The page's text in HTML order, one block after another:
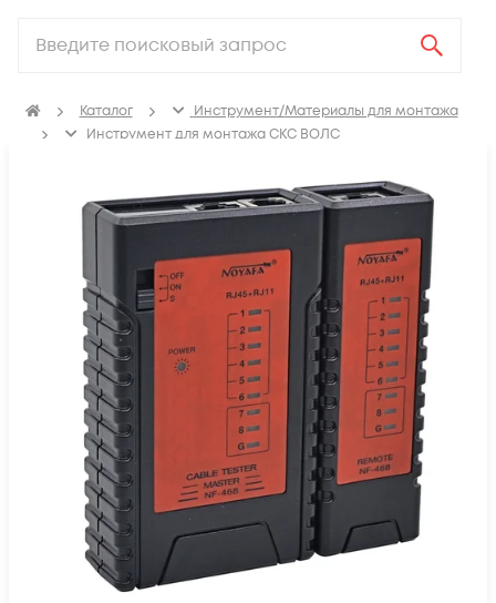
Каталог
Инструмент/Материалы для монтажа
Инструмент для монтажа СКС ВОЛС